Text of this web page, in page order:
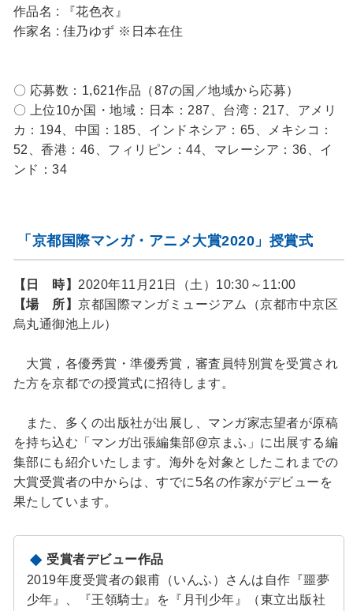
作品名 : 『花色衣』
作家名 : 佳乃ゆず ※日本在住
〇 応募数：1,621作品（87の国／地域から応募）
〇 上位10か国・地域：日本：287、台湾：217、アメリ
カ：194、中国：185、インドネシア：65、メキシコ：
52、香港：46、フィリピン：44、マレーシア：36、イ
ンド：34
「京都国際マンガ・アニメ大賞2020」授賞式
【日 時】 2020年11月21日（土）10:30～11:00
【場 所】京都国際マンガミュージアム（京都市中京区
烏丸通御池上ル）
大賞，各優秀賞・準優秀賞，審査員特別賞を受賞され
た方を京都での授賞式に招待します。
また、多くの出版社が出展し、マンガ家志望者が原稿
を持ち込む「マンガ出張編集部@京まふ」に出展する編
集部にも紹介いたします。海外を対象としたこれまでの
大賞受賞者の中からは、すでに5名の作家がデビューを
果たしています。
受賞者デビュー作品
2019年度受賞者の銀甫（いんふ）さんは自作『噩夢
少年』、『王領騎士』を『月刊少年』（東立出版社